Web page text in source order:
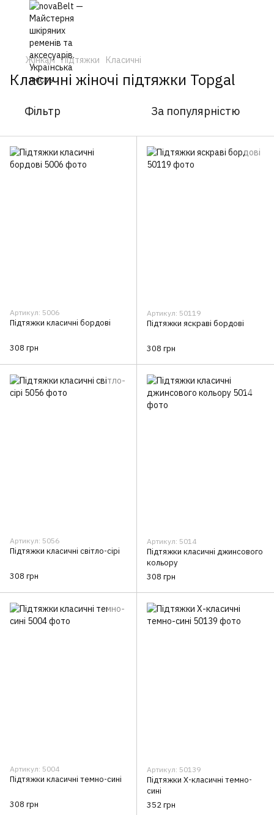
Жінкам Підтяжки Класичні
Класичні жіночі підтяжки Topgal
Фільтр За популярністю
Артикул: 5006
Підтяжки класичні бордові
308 грн
Артикул: 50119
Підтяжки яскраві бордові
308 грн
Артикул: 5056
Підтяжки класичні світло-сірі
308 грн
Артикул: 5014
Підтяжки класичні джинсового
кольору
308 грн
Артикул: 5004
Підтяжки класичні темно-сині
308 грн
Артикул: 50139
Підтяжки Х-класичні темно-
сині
352 грн